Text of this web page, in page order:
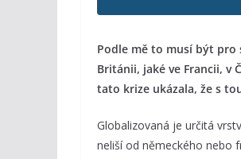
Podle mě to musí být pro
Británii, jaké ve Francii, v
tato krize ukázala, že s
Globalizovaná je určitá
neliší od německého nebo